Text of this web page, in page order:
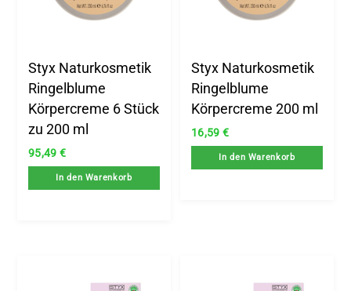
Styx Naturkosmetik
Ringelblume
Körpercreme 6 Stück
zu 200 ml
95,49 €
In den Warenkorb
Styx Naturkosmetik
Ringelblume
Körpercreme 200 ml
16,59 €
In den Warenkorb